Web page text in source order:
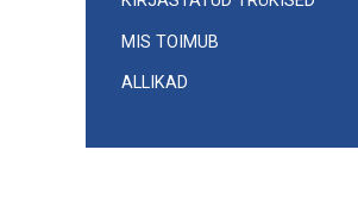
MIS TOIMUB
ALLIKAD